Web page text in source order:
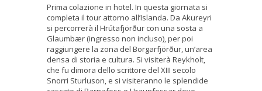
Prima colazione in hotel. In questa giornata si
completa il tour attorno all’Islanda. Da Akureyri
si percorrerà il Hrútafjörður con una sosta a
Glaumbær (ingresso non incluso), per poi
raggiungere la zona del Borgarfjörður, un’area
densa di storia e cultura. Si visiterà Reykholt,
che fu dimora dello scrittore del XIII secolo
Snorri Sturluson, e si visiteranno le splendide